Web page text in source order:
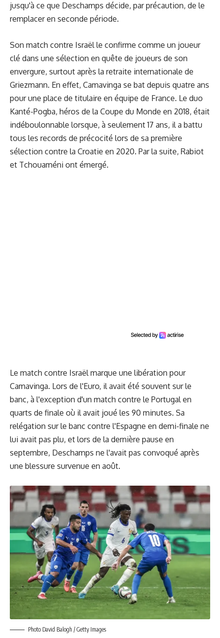
jusqu'à ce que Deschamps décide, par précaution, de le
remplacer en seconde période.
Son match contre Israël le confirme comme un joueur
clé dans une sélection en quête de joueurs de son
envergure, surtout après la retraite internationale de
Griezmann. En effet, Camavinga se bat depuis quatre ans
pour une place de titulaire en équipe de France. Le duo
Kanté-Pogba, héros de la Coupe du Monde en 2018, était
indéboulonnable lorsque, à seulement 17 ans, il a battu
tous les records de précocité lors de sa première
sélection contre la Croatie en 2020. Par la suite, Rabiot
et Tchouaméni ont émergé.
Le match contre Israël marque une libération pour
Camavinga. Lors de l'Euro, il avait été souvent sur le
banc, à l'exception d'un match contre le Portugal en
quarts de finale où il avait joué les 90 minutes. Sa
relégation sur le banc contre l'Espagne en demi-finale ne
lui avait pas plu, et lors de la dernière pause en
septembre, Deschamps ne l'avait pas convoqué après
une blessure survenue en août.
Photo David Balogh / Getty Images